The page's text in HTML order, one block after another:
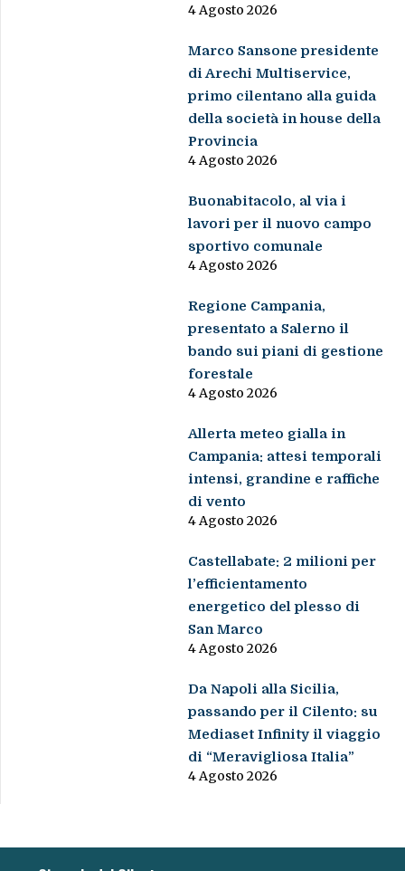
4 Agosto 2026
Marco Sansone presidente
di Arechi Multiservice,
primo cilentano alla guida
della società in house della
Provincia
4 Agosto 2026
Buonabitacolo, al via i
lavori per il nuovo campo
sportivo comunale
4 Agosto 2026
Regione Campania,
presentato a Salerno il
bando sui piani di gestione
forestale
4 Agosto 2026
Allerta meteo gialla in
Campania: attesi temporali
intensi, grandine e raffiche
di vento
4 Agosto 2026
Castellabate: 2 milioni per
l’efficientamento
energetico del plesso di
San Marco
4 Agosto 2026
Da Napoli alla Sicilia,
passando per il Cilento: su
Mediaset Infinity il viaggio
di “Meravigliosa Italia”
4 Agosto 2026